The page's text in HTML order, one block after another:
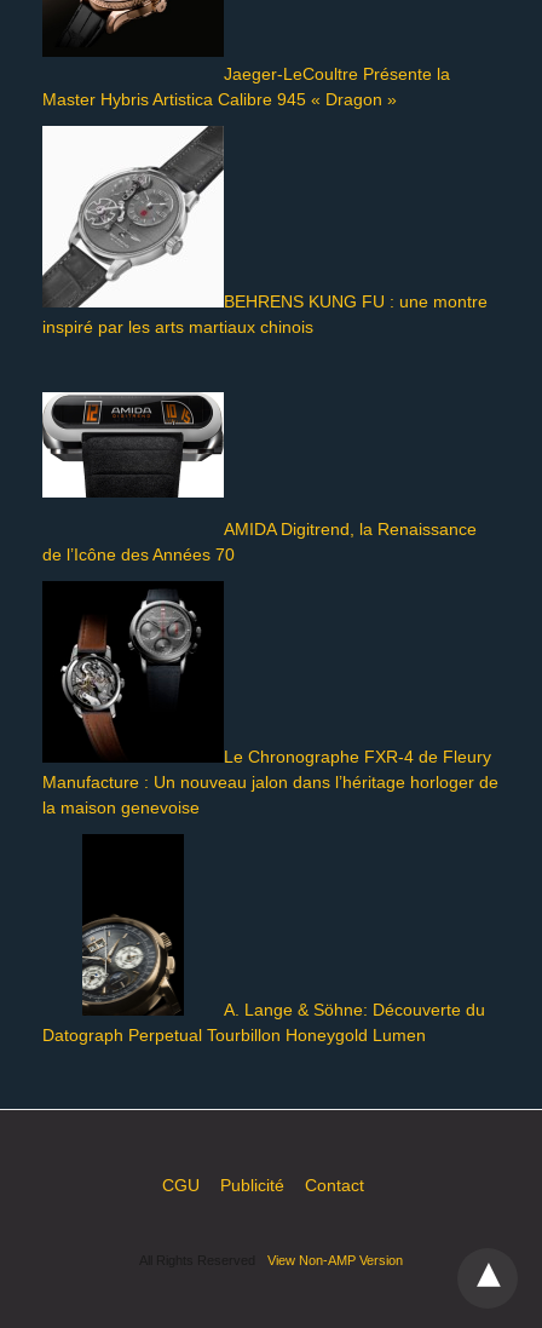
Jaeger-LeCoultre Présente la
Master Hybris Artistica Calibre 945 « Dragon »
BEHRENS KUNG FU : une montre
inspiré par les arts martiaux chinois
AMIDA Digitrend, la Renaissance
de l’Icône des Années 70
Le Chronographe FXR-4 de Fleury
Manufacture : Un nouveau jalon dans l’héritage horloger de
la maison genevoise
A. Lange & Söhne: Découverte du
Datograph Perpetual Tourbillon Honeygold Lumen
CGU Publicité Contact
View Non-AMP Version